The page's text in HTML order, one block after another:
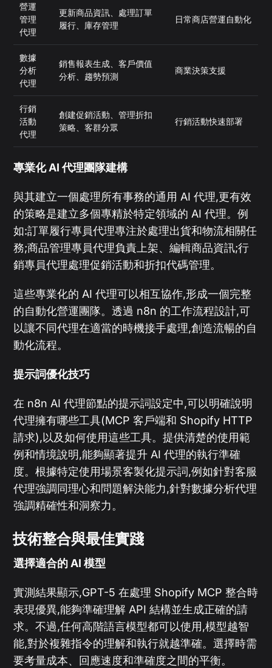
營運
管理
代理
更新商品資訊、處理訂單
履行、庫存管理
日常商店營運自動化
數據
分析
代理
銷售報表生成、客戶價值
分析、趨勢預測
商業決策支援
行銷
活動
代理
創建促銷活動、管理折扣
策略、客群分眾
行銷活動快速部署
專業化 AI 代理團隊建構
與其建立一個處理所有事務的通用 AI 代理,更有效
的策略是建立多個專精於特定領域的 AI 代理。例
如:訂單履行專員代理專注於處理出貨和物流相關任
務;商品管理專員代理負責上架、編輯商品資訊;行
銷專員代理處理促銷活動和折扣代碼管理。
這些專業化的 AI 代理可以相互協作,形成一個完整
的自動化營運團隊。透過 n8n 的工作流程設計,可
以讓不同代理在適當的時機接手處理,創造流暢的自
動化流程。
提示詞優化技巧
在 n8n AI 代理節點的提示詞設定中,可以明確說明
代理擁有哪些工具(MCP 客戶端和 Shopify HTTP
請求),以及如何使用這些工具。提供清楚的使用範
例和情境說明,能夠顯著提升 AI 代理的執行準確
度。根據特定使用場景客製化提示詞,例如針對客服
代理強調同理心和問題解決能力,針對數據分析代理
強調精確性和洞察力。
技術整合與最佳實踐
選擇適合的 AI 模型
實測結果顯示,GPT-5 在處理 Shopify MCP 整合時
表現優異,能夠準確理解 API 結構並生成正確的請
求。不過,任何高階語言模型都可以使用,模型越智
能,對於複雜指令的理解和執行就越準確。選擇時需
要考量成本、回應速度和準確度之間的平衡。